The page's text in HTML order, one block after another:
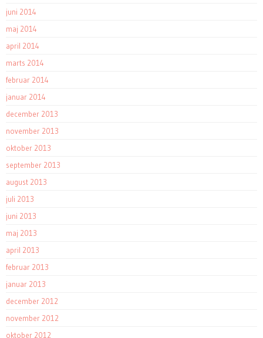
juni 2014
maj 2014
april 2014
marts 2014
februar 2014
januar 2014
december 2013
november 2013
oktober 2013
september 2013
august 2013
juli 2013
juni 2013
maj 2013
april 2013
februar 2013
januar 2013
december 2012
november 2012
oktober 2012